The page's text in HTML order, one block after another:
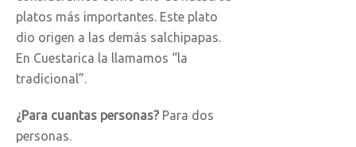
platos más importantes. Este plato
dio origen a las demás salchipapas.
En Cuestarica la llamamos “la
tradicional”.
¿Para cuantas personas? Para dos
personas.